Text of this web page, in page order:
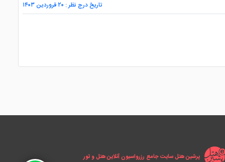
تاریخ درج نظر : ۲۰ فروردین ۱۴۰۳
پرشین هتل سایت جامع رزرواسیون آنلاین هتل و تور